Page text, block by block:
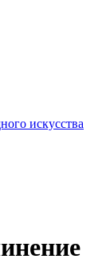
искусства